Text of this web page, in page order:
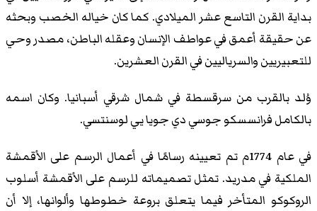
بداية القرن التاسع عشر الميلادي. كما كان خياله الخصب وبحثه
عن حقيقة أعمق في عواطف الإنسان وعقله الباطن، مصدر وحي
للتعبيريين والسرياليين في القرن العشرين.
وُلد بالقرب من سرقسطة في شمال شرقي أسبانيا. وكان اسمه
بالكامل فرانسسكو جوسي دي جويا يي لوسنتسي.
في عام 1774م تم تعيينه رسامًا في أعمال الرسم على الأقمشة
الملكية في مدريد. تمثل تصميماته للرسم على الأقمشة أسلوب
الروكوكو المتأخر فيما يتعلق بروعة خطوطها وألوانها، إلا أن